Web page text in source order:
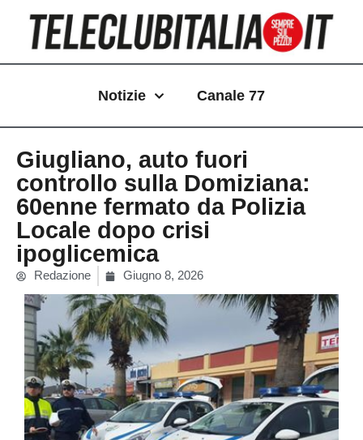
contenuto
Notizie Canale 77
Giugliano, auto fuori
controllo sulla Domiziana:
60enne fermato da Polizia
Locale dopo crisi
ipoglicemica
Redazione Giugno 8, 2026